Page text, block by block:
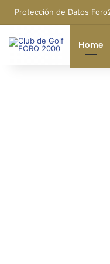
Protección de Datos
Home